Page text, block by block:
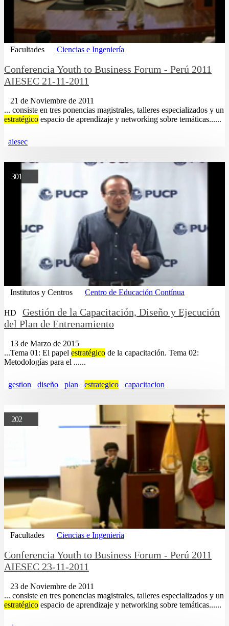
Facultades Ciencias e Ingeniería
Conferencia Youth to Business Forum - Perú 2011
AIESEC 21-11-2011
21 de Noviembre de 2011
... consiste en tres ponencias magistrales, talleres especializados y un
estratégico espacio de aprendizaje y networking sobre temáticas......
aiesec
301
Institutos y Centros Centro de Educación Contínua
HD
Gestión de la Capacitación, Diseño y Ejecución
del Plan de Entrenamiento
13 de Marzo de 2015
...Tema 01: El papel estratégico de la capacitación. Tema 02:
Metodologías para el ......
gestion diseño plan estrategico capacitacion
202
Facultades Ciencias e Ingeniería
Conferencia Youth to Business Forum - Perú 2011
AIESEC 23-11-2011
23 de Noviembre de 2011
... consiste en tres ponencias magistrales, talleres especializados y un
estratégico espacio de aprendizaje y networking sobre temáticas......